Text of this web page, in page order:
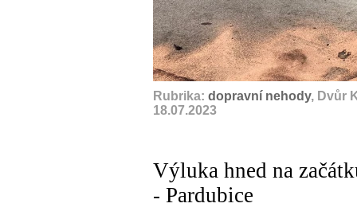
Rubrika: dopravní nehody, Dvůr
18.07.2023
Výluka hned na
- Pardubice